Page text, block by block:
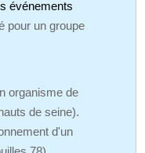
événements
pour un groupe
organisme de
de seine).
d'un